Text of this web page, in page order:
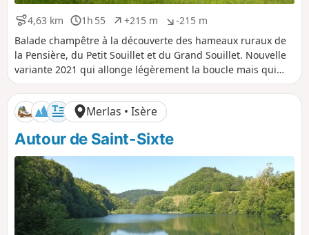
4,63 km
D
i
s
t
a
n
c
e
1h 55
D
u
r
é
e
+215 m
D
é
n
i
v
e
l
é
p
o
f
-215 m
D
é
n
i
v
e
é
é
f
Balade champêtre à la découverte des hameaux ruraux de
la Pensière, du Petit Souillet et du Grand Souillet. Nouvelle
variante 2021 qui allonge légèrement la boucle mais qui
permet de faciliter le parking au départ.
Merlas • Isère
Autour de Saint-Sixte